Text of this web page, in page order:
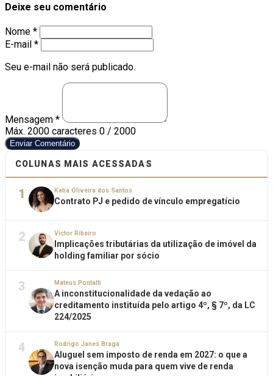
Deixe seu comentário
Nome *
E-mail *
Seu e-mail não será publicado.
Mensagem *
Máx. 2000 caracteres 0 / 2000
Enviar Comentário
COLUNAS MAIS ACESSADAS
1 Katia Oliveira dos Santos
Contrato PJ e pedido de vínculo empregatício
2 Victor Ribeiro
Implicações tributárias da utilização de imóvel da
holding familiar por sócio
3 Mateus Pontalti
A inconstitucionalidade da vedação ao
creditamento instituída pelo artigo 4º, § 7º, da LC
224/2025
4 Rodrigo Janes Braga
Aluguel sem imposto de renda em 2027: o que a
nova isenção muda para quem vive de renda